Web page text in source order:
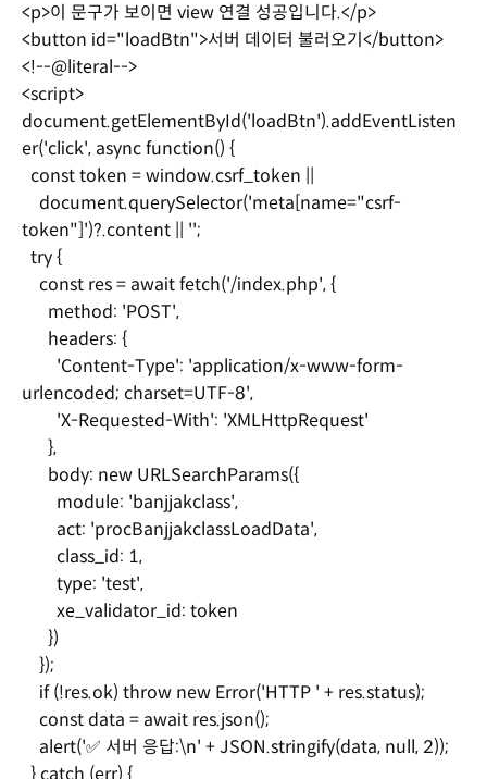
<p>이 문구가 보이면 view 연결 성공입니다.</p>
<button id="loadBtn">서버 데이터 불러오기</button>
<!--@literal-->
<script>
document.getElementById('loadBtn').addEventListen
er('click', async function() {
const token = window.csrf_token ||
document.querySelector('meta[name="csrf-
token"]')?.content || '';
try {
const res = await fetch('/index.php', {
method: 'POST',
headers: {
'Content-Type': 'application/x-www-form-
urlencoded; charset=UTF-8',
'X-Requested-With': 'XMLHttpRequest'
},
body: new URLSearchParams({
module: 'banjjakclass',
act: 'procBanjjakclassLoadData',
class_id: 1,
type: 'test',
xe_validator_id: token
})
});
if (!res.ok) throw new Error('HTTP ' + res.status);
const data = await res.json();
alert('✅ 서버 응답:\n' + JSON.stringify(data, null, 2));
} catch (err) {